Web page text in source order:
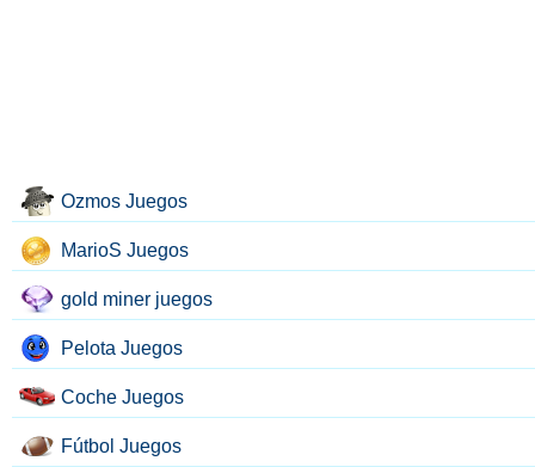
Ozmos Juegos
MarioS Juegos
gold miner juegos
Pelota Juegos
Coche Juegos
Fútbol Juegos